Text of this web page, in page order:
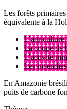
Les forêts
équivalente à la
L’agriculture.
La coupe de
L’activité
Les
En Amazonie
puits de carbone